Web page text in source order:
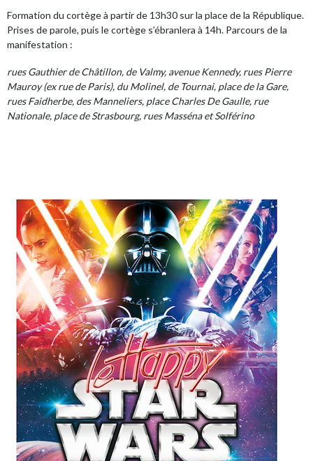
Formation du cortège à partir de 13h30 sur la place de la République.
Prises de parole, puis le cortège s’ébranlera à 14h. Parcours de la
manifestation :
rues Gauthier de Châtillon, de Valmy, avenue Kennedy, rues Pierre
Mauroy (ex rue de Paris), du Molinel, de Tournai, place de la Gare,
rues Faidherbe, des Manneliers, place Charles De Gaulle, rue
Nationale, place de Strasbourg, rues Masséna et Solférino